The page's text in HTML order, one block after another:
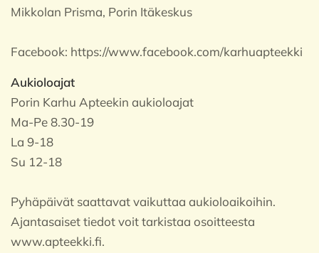
Mikkolan Prisma, Porin Itäkeskus
Facebook: https://www.facebook.com/karhuapteekki
Aukioloajat
Porin Karhu Apteekin aukioloajat
Ma-Pe 8.30-19
La 9-18
Su 12-18
Pyhäpäivät saattavat vaikuttaa aukioloaikoihin.
Ajantasaiset tiedot voit tarkistaa osoitteesta
www.apteekki.fi.